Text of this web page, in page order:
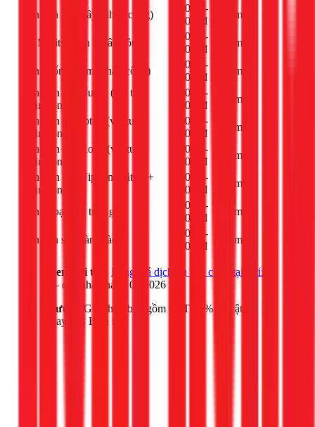
Sơn nhà mới xây (nhân công)
25.000 -
35.000đ
m²
Bả Matit + Sơn (nhân công)
40.000 -
55.000đ
m²
Sơn chống thấm (nhân công)
35.000 -
50.000đ
m²
Sơn trọn gói Dulux (vật tư +
nhân công)
45.000 -
65.000đ
m²
Sơn trọn gói Jotun (vật tư +
nhân công)
40.000 -
60.000đ
m²
Sơn trọn gói Kova (vật tư +
nhân công)
35.000 -
55.000đ
m²
Sơn trọn gói Nippon (vật tư +
nhân công)
30.000 -
50.000đ
m²
Sơn ngoại thất trọn gói
40.000 -
75.000đ
m²
Sơn cửa sắt, hàng rào
30.000 -
45.000đ
m²
Xem chi tiết:
Bảng giá dịch vụ sửa chữa tại 1Fix
— cập nhật tháng 03/2026
Lưu ý:
Giá chưa bao gồm VAT 10% và vật tư
thay thế. Liên hệ